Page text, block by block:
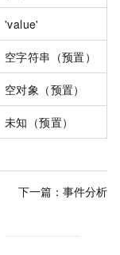
'value'
空字符串（预置）
空对象（预置）
未知（预置）
下一篇： 事件分析